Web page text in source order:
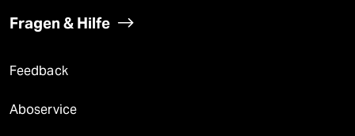
Fragen & Hilfe
Feedback
Aboservice